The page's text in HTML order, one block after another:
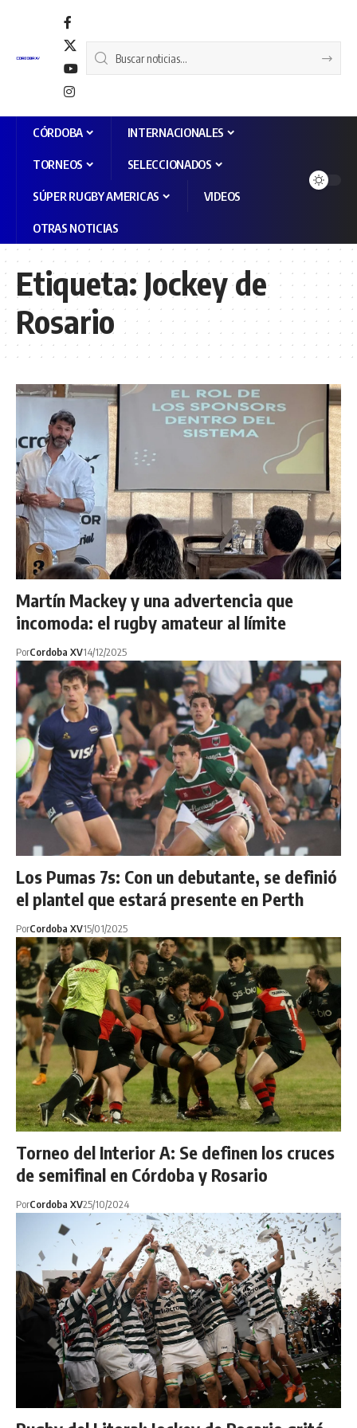
CÓRDOBA INTERNACIONALES
TORNEOS SELECCIONADOS
SÚPER RUGBY AMERICAS VIDEOS
OTRAS NOTICIAS
Etiqueta:Jockey de
Rosario
Martín Mackey y una advertencia que
incomoda: el rugby amateur al límite
PorCordoba XV14/12/2025
Los Pumas 7s: Con un debutante, se definió
el plantel que estará presente en Perth
PorCordoba XV15/01/2025
Torneo del Interior A: Se definen los cruces
de semifinal en Córdoba y Rosario
PorCordoba XV25/10/2024